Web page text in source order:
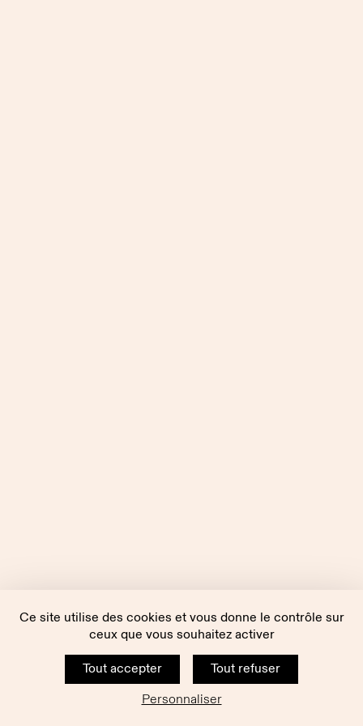
Ce site utilise des cookies et vous donne le contrôle sur
ceux que vous souhaitez activer
Tout accepter
Tout refuser
Personnaliser